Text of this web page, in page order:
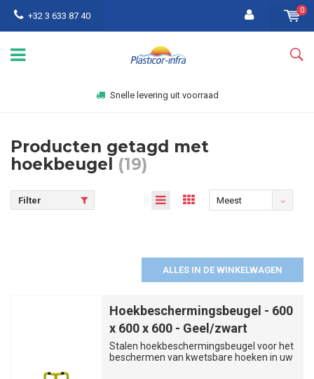
+32 3 633 87 40
0
Snelle levering uit voorraad
Producten getagd met
hoekbeugel (19)
Filter
Meest
ALLES IN DE WINKELWAGEN
Hoekbeschermingsbeugel - 600
x 600 x 600 - Geel/zwart
Stalen hoekbeschermingsbeugel voor het
beschermen van kwetsbare hoeken in uw